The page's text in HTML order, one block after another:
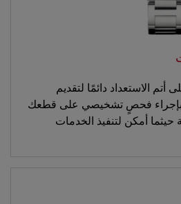
أتم الاستعداد دائمًا لتقديم
بإجراء فحصٍ تشخيصي على قطعك
حيثما أمكن لتنفيذ الخدمات